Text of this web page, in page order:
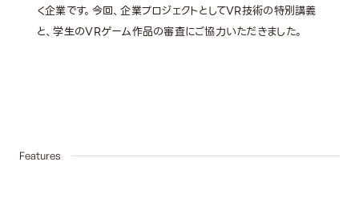
く企業です。今回、企業プロジェクトとしてVR技術の特別講義
と、学生のVRゲーム作品の審査にご協力いただきました。
Features03